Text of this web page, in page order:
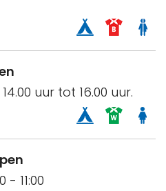
uur tot 16.00 uur.
11:00